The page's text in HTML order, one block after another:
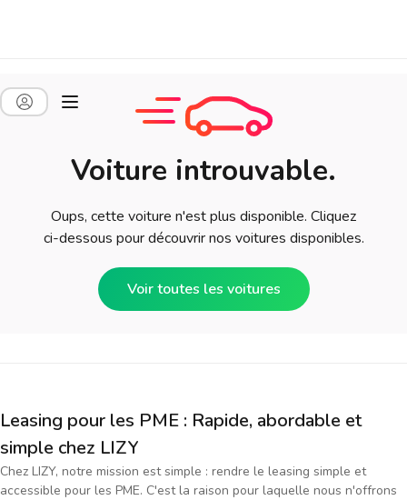
Voiture introuvable.
Oups, cette voiture n'est plus disponible. Cliquez
ci-dessous pour découvrir nos voitures disponibles.
Voir toutes les voitures
Leasing pour les PME : Rapide, abordable et
simple chez LIZY
Chez LIZY, notre mission est simple : rendre le leasing simple et
accessible pour les PME. C'est la raison pour laquelle nous n'offrons